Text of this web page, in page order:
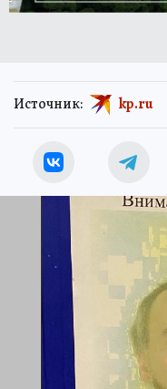
Источник: kp.ru